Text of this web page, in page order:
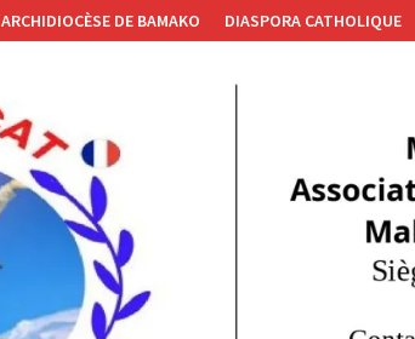
ARCHIDIOCÈSE DE BAMAKO DIASPORA CATHOLIQUE